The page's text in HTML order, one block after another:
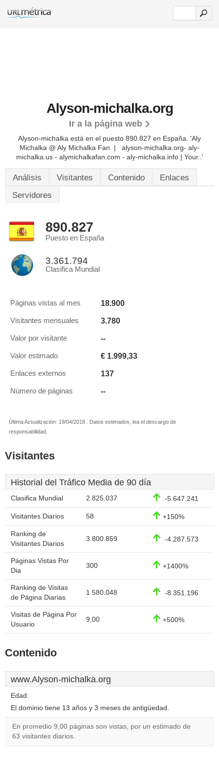
Alyson-michalka.org
Ir a la página web
Alyson-michalka está en el puesto 890.827 en España. 'Aly
Michalka @ Aly Michalka Fan | alyson-michalka.org- aly-
michalka.us - alymichalkafan.com - aly-michalka.info | Your..'
Análisis Visitantes Contenido
Enlaces
Servidores
890.827
Puesto en España
3.361.794
Clasifica Mundial
Páginas vistas al mes 18.900
Visitantes mensuales 3.780
Valor por visitante --
Valor estimado € 1.999,33
Enlaces externos 137
Número de páginas --
Última Actualización: 19/04/2018 . Datos estimados, lea el descargo de
responsabilidad.
Visitantes
Historial del Tráfico Media de 90 día
Clasifica Mundial 2.825.037 -5.647.241
Visitantes Diarios 58 +150%
Ranking de
Visitantes Diarios
3.800.859 -4.287.573
Páginas Vistas Por
Dia
300 +1400%
Ranking de Visitas
de Página Diarias
1.580.048 -8.351.196
Visitas de Página Por
Usuario
9,00 +500%
Contenido
www.Alyson-michalka.org
Edad:
El dominio tiene 13 años y 3 meses de antigüedad.
En promedio 9,00 páginas son vistas, por un estimado de
63 visitantes diarios.